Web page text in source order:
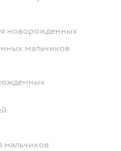
новорожденных
мальчиков
мальчиков